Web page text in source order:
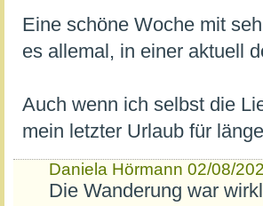
Eine schöne Woche mit
es allemal, in einer aktuell
Auch wenn ich selbst die
mein letzter Urlaub für
Daniela Hörmann 02/08/
Die Wanderung war